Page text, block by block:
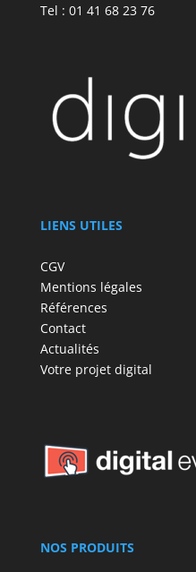
Tel : 01 41 68 23 76
LIENS UTILES
CGV
Mentions légales
Références
Contact
Actualités
Votre projet digital
NOS PRODUITS